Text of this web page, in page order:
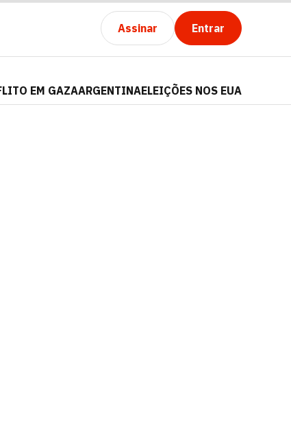
Assinar Entrar
EM GAZAARGENTINAELEIÇÕES NOS EUA